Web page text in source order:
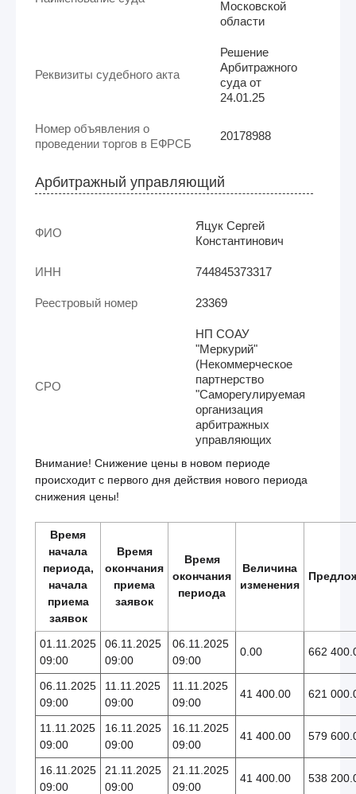
Московской
области
Реквизиты судебного акта
Решение
Арбитражного
суда от
24.01.25
Номер объявления о
проведении торгов в ЕФРСБ
20178988
Арбитражный управляющий
ФИО
Яцук Сергей
Константинович
ИНН 744845373317
Реестровый номер 23369
СРО
НП СОАУ
"Меркурий"
(Некоммерческое
партнерство
"Саморегулируемая
организация
арбитражных
управляющих
Внимание! Снижение цены в новом периоде
происходит с первого дня действия нового периода
снижения цены!
Время
начала
периода,
начала
приема
заявок
Время
окончания
приема
заявок
Время
окончания
периода
Величина
изменения
01.11.2025
09:00
06.11.2025
09:00
06.11.2025
09:00
0.00 662
06.11.2025
09:00
11.11.2025
09:00
11.11.2025
09:00
41 400.00 621
11.11.2025
09:00
16.11.2025
09:00
16.11.2025
09:00
41 400.00 579
16.11.2025
09:00
21.11.2025
09:00
21.11.2025
09:00
41 400.00 538